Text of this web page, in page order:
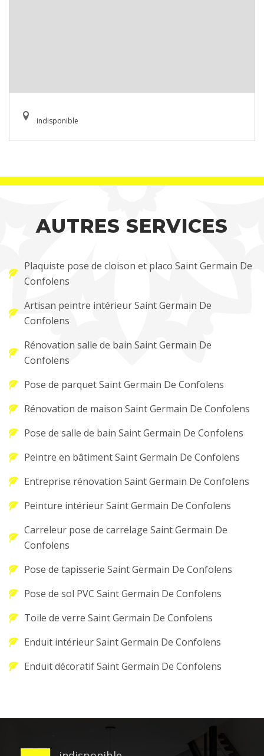
indisponible
AUTRES SERVICES
Plaquiste pose de cloison et placo Saint Germain De
Confolens
Artisan peintre intérieur Saint Germain De
Confolens
Rénovation salle de bain Saint Germain De
Confolens
Pose de parquet Saint Germain De Confolens
Rénovation de maison Saint Germain De Confolens
Pose de salle de bain Saint Germain De Confolens
Peintre en bâtiment Saint Germain De Confolens
Entreprise rénovation Saint Germain De Confolens
Peinture intérieur Saint Germain De Confolens
Carreleur pose de carrelage Saint Germain De
Confolens
Pose de tapisserie Saint Germain De Confolens
Pose de sol PVC Saint Germain De Confolens
Toile de verre Saint Germain De Confolens
Enduit intérieur Saint Germain De Confolens
Enduit décoratif Saint Germain De Confolens